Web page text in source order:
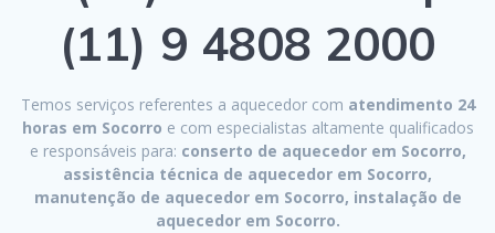
(11) 9 4808 2000
Temos serviços referentes a aquecedor com atendimento 24
horas em Socorro e com especialistas altamente qualificados
e responsáveis para: conserto de aquecedor em Socorro,
assistência técnica de aquecedor em Socorro,
manutenção de aquecedor em Socorro, instalação de
aquecedor em Socorro.